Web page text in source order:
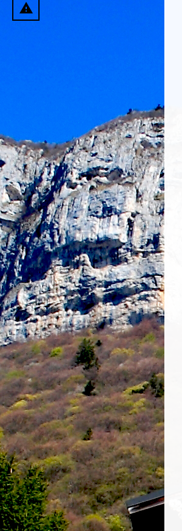
report_problem